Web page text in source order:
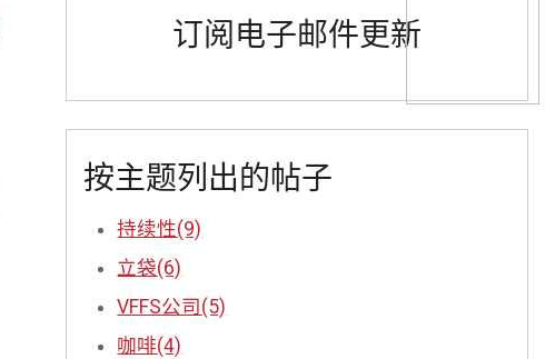
订阅电子邮件更新
按主题列出的帖子
持续性(9)
立袋(6)
VFFS公司 (5)
咖啡(4)